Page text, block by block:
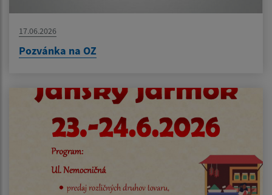
17.06.2026
Pozvánka na OZ